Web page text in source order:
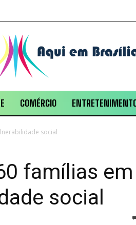
COMÉRCIO
social
famílias em
social